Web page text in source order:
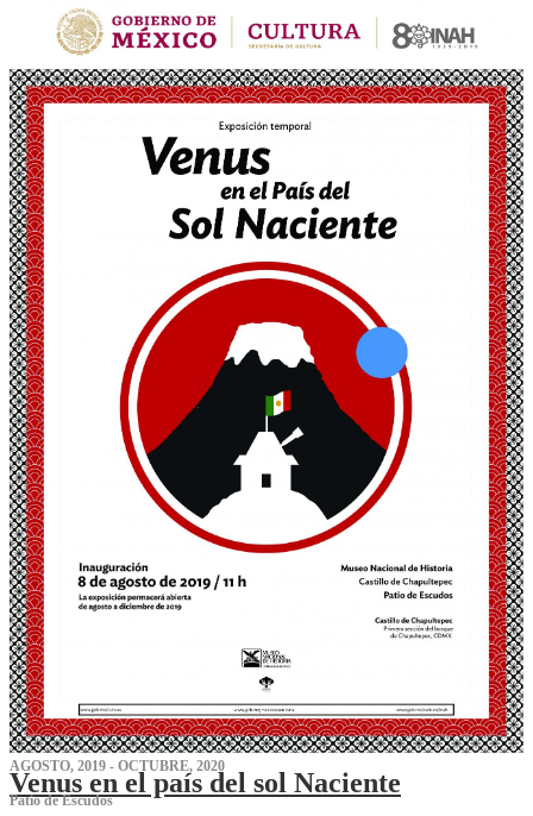
AGOSTO, 2019 - OCTUBRE, 2020
Venus en el país del sol Naciente
P‌atio de Escudos